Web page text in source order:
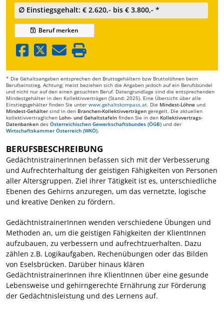
∅ Einstiegsgehalt: € 2.620,- bis € 3.800,- *
Berufmerken
* Die Gehaltsangaben entsprechen den Bruttogehältern bzw Bruttolöhnen beim
Berufseinstieg. Achtung: meist beziehen sich die Angaben jedoch auf ein Berufsbündel
und nicht nur auf den einen gesuchten Beruf. Datengrundlage sind die entsprechenden
Mindestgehälter in den Kollektivverträgen (Stand: 2025). Eine Übersicht über alle
Einstiegsgehälter finden Sie unter www.gehaltskompass.at. Die Mindest-Löhne und
Mindest-Gehälter sind in den Branchen-Kollektivverträgen geregelt. Die aktuellen
kollektivvertraglichen Lohn- und Gehaltstafeln finden Sie in den Kollektivvertrags-
Datenbanken des Österreichischen Gewerkschaftsbundes (ÖGB) und der
Wirtschaftskammer Österreich (WKÖ).
BERUFSBESCHREIBUNG
GedächtnistrainerInnen befassen sich mit der Verbesserung
und Aufrechterhaltung der geistigen Fähigkeiten von Personen
aller Altersgruppen. Ziel ihrer Tätigkeit ist es, unterschiedliche
Ebenen des Gehirns anzuregen, um das vernetzte, logische
und kreative Denken zu fördern.
GedächtnistrainerInnen wenden verschiedene Übungen und
Methoden an, um die geistigen Fähigkeiten der KlientInnen
aufzubauen, zu verbessern und aufrechtzuerhalten. Dazu
zählen z.B. Logikaufgaben, Rechenübungen oder das Bilden
von Eselsbrücken. Darüber hinaus klären
GedächtnistrainerInnen ihre KlientInnen über eine gesunde
Lebensweise und gehirngerechte Ernährung zur Förderung
der Gedächtnisleistung und des Lernens auf.